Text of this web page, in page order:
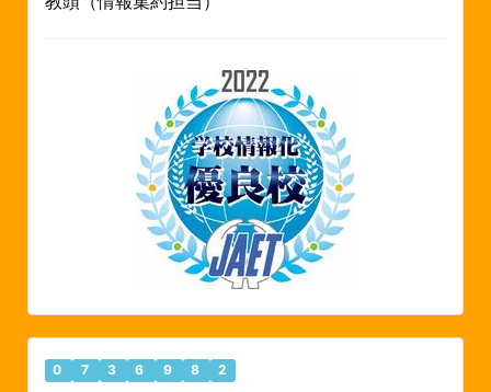
0 7 3 6 9 8 2